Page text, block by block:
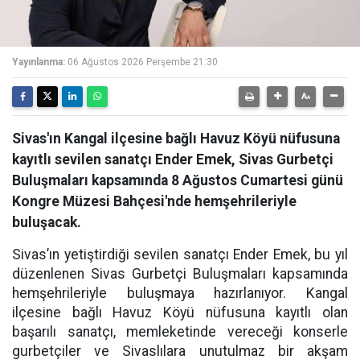
Yayınlanma: 06 Ağustos 2026 Perşembe 21:30
Sivas'ın Kangal ilçesine bağlı Havuz Köyü nüfusuna
kayıtlı sevilen sanatçı Ender Emek, Sivas Gurbetçi
Buluşmaları kapsamında 8 Ağustos Cumartesi günü
Kongre Müzesi Bahçesi'nde hemşehrileriyle
buluşacak.
Sivas’ın yetiştirdiği sevilen sanatçı Ender Emek, bu yıl
düzenlenen Sivas Gurbetçi Buluşmaları kapsamında
hemşehrileriyle buluşmaya hazırlanıyor. Kangal
ilçesine bağlı Havuz Köyü nüfusuna kayıtlı olan
başarılı sanatçı, memleketinde vereceği konserle
gurbetçiler ve Sivaslılara unutulmaz bir akşam